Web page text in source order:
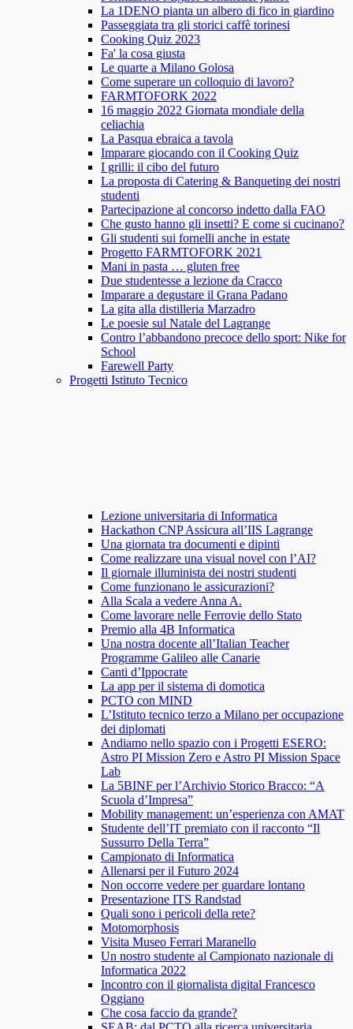
La 1DENO pianta un albero di fico in giardino
Passeggiata tra gli storici caffè torinesi
Cooking Quiz 2023
Fa' la cosa giusta
Le quarte a Milano Golosa
Come superare un colloquio di lavoro?
FARMTOFORK 2022
16 maggio 2022 Giornata mondiale della
celiachia
La Pasqua ebraica a tavola
Imparare giocando con il Cooking Quiz
I grilli: il cibo del futuro
La proposta di Catering & Banqueting dei nostri
studenti
Partecipazione al concorso indetto dalla FAO
Che gusto hanno gli insetti? E come si cucinano?
Gli studenti sui fornelli anche in estate
Progetto FARMTOFORK 2021
Mani in pasta … gluten free
Due studentesse a lezione da Cracco
Imparare a degustare il Grana Padano
La gita alla distilleria Marzadro
Le poesie sul Natale del Lagrange
Contro l’abbandono precoce dello sport: Nike for
School
Farewell Party
Progetti Istituto Tecnico
Lezione universitaria di Informatica
Hackathon CNP Assicura all’IIS Lagrange
Una giornata tra documenti e dipinti
Come realizzare una visual novel con l’AI?
Il giornale illuminista dei nostri studenti
Come funzionano le assicurazioni?
Alla Scala a vedere Anna A.
Come lavorare nelle Ferrovie dello Stato
Premio alla 4B Informatica
Una nostra docente all’Italian Teacher
Programme Galileo alle Canarie
Canti d’Ippocrate
La app per il sistema di domotica
PCTO con MIND
L’Istituto tecnico terzo a Milano per occupazione
dei diplomati
Andiamo nello spazio con i Progetti ESERO:
Astro PI Mission Zero e Astro PI Mission Space
Lab
La 5BINF per l’Archivio Storico Bracco: “A
Scuola d’Impresa”
Mobility management: un’esperienza con AMAT
Studente dell’IT premiato con il racconto “Il
Sussurro Della Terra”
Campionato di Informatica
Allenarsi per il Futuro 2024
Non occorre vedere per guardare lontano
Presentazione ITS Randstad
Quali sono i pericoli della rete?
Motomorphosis
Visita Museo Ferrari Maranello
Un nostro studente al Campionato nazionale di
Informatica 2022
Incontro con il giornalista digital Francesco
Oggiano
Che cosa faccio da grande?